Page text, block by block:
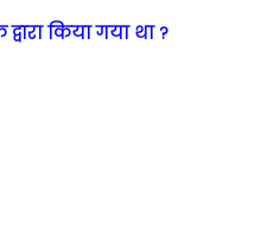
किया गया था ?